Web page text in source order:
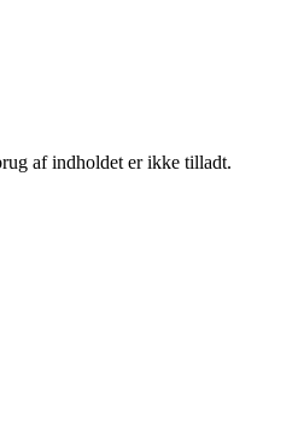
af indholdet er ikke tilladt.